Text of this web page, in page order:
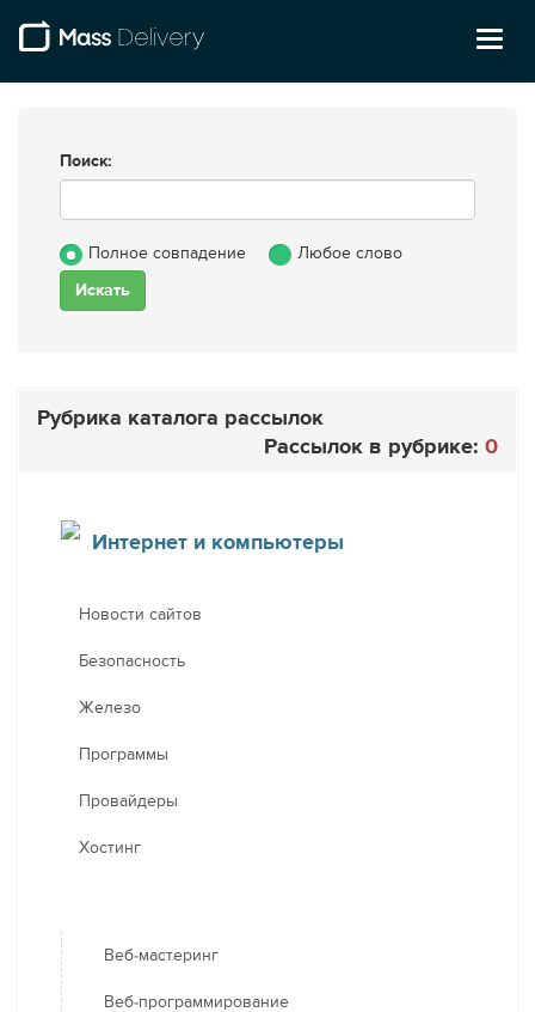
Поиск:
Полное совпадение Любое слово
Рубрика каталога рассылок
Рассылок в рубрике: 0
Интернет и компьютеры
Новости сайтов
Безопасность
Железо
Программы
Провайдеры
Хостинг
Веб-мастеринг
Веб-программирование